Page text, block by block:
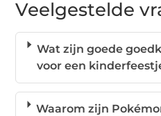
Veelgestelde
Wat zijn goede
voor een
Waarom zijn